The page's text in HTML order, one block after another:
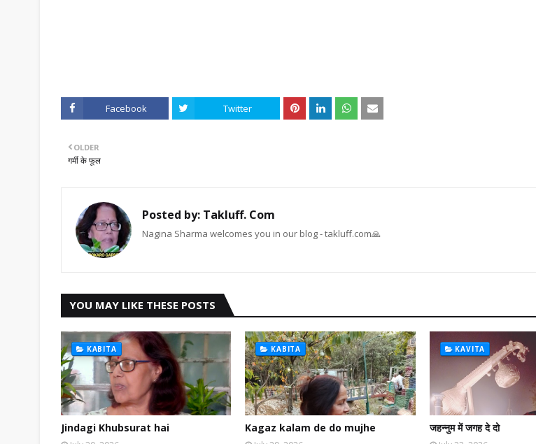
Facebook Twitter
OLDER
गर्मी के फूल
Posted by: Takluff. Com
Nagina Sharma welcomes you in our blog - takluff.com🙏
YOU MAY LIKE THESE POSTS
KABITA
Jindagi Khubsurat hai
KABITA
Kagaz kalam de do mujhe
KAVITA
जहन्नुम में जगह दे दो